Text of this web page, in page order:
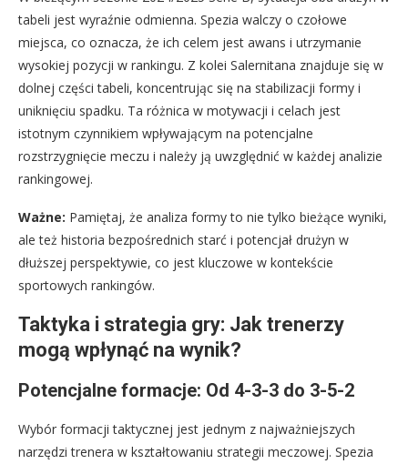
tabeli jest wyraźnie odmienna. Spezia walczy o czołowe
miejsca, co oznacza, że ich celem jest awans i utrzymanie
wysokiej pozycji w rankingu. Z kolei Salernitana znajduje się w
dolnej części tabeli, koncentrując się na stabilizacji formy i
uniknięciu spadku. Ta różnica w motywacji i celach jest
istotnym czynnikiem wpływającym na potencjalne
rozstrzygnięcie meczu i należy ją uwzględnić w każdej analizie
rankingowej.
Ważne: Pamiętaj, że analiza formy to nie tylko bieżące wyniki,
ale też historia bezpośrednich starć i potencjał drużyn w
dłuższej perspektywie, co jest kluczowe w kontekście
sportowych rankingów.
Taktyka i strategia gry: Jak trenerzy
mogą wpłynąć na wynik?
Potencjalne formacje: Od 4-3-3 do 3-5-2
Wybór formacji taktycznej jest jednym z najważniejszych
narzędzi trenera w kształtowaniu strategii meczowej. Spezia